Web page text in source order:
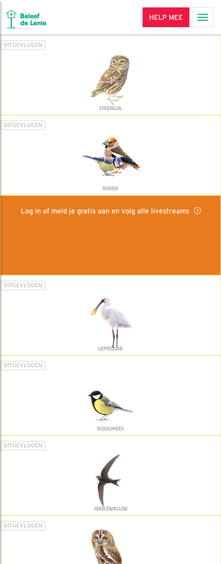
HELP MEE
UITGEVLOGEN
STEENUIL
UITGEVLOGEN
VIJVER
Log in of meld je gratis aan en volg alle livestreams
UITGEVLOGEN
LEPELAAR
UITGEVLOGEN
KOOLMEES
UITGEVLOGEN
GIERZWALUW
UITGEVLOGEN